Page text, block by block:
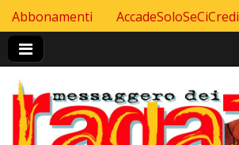
Header Top menu
Skip to content
Abbonamenti AccadeSoloSeCiCredi